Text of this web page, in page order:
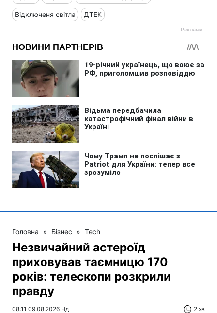
Відключеня світла ДТЕК
Головна » Бізнес » Tech
Незвичайний астероїд
приховував таємницю 170
років: телескопи розкрили
правду
08:11 09.08.2026 Нд 2 хв